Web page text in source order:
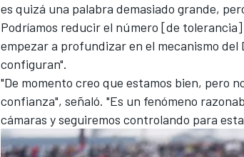
es quizá una palabra demasiado grande,
Podríamos reducir el número [de
empezar a profundizar en el mecanismo
configuran".
"De momento creo que estamos bien, pero
confianza", señaló. "Es un fenómeno
cámaras y seguiremos controlando para